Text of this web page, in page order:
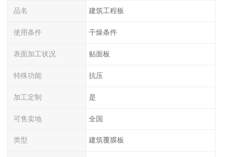
品名 建筑工程板
使用条件 干燥条件
表面加工状况 贴面板
特殊功能 抗压
加工定制 是
可售卖地 全国
类型 建筑覆膜板